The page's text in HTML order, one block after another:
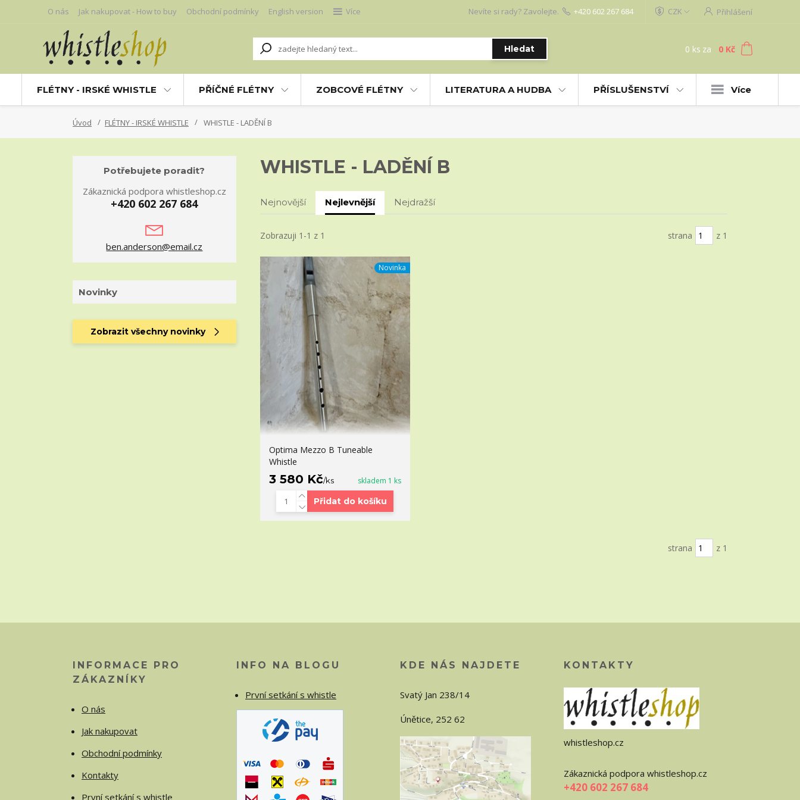
O nás Jak nakupovat - How to buy Obchodní podmínky English version Více CZK Přihlášení
Hledat
Nevíte si rady? Zavolejte. +420 602 267 684
0 ks za 0 Kč
FLÉTNY - IRSKÉ WHISTLE PŘÍČNÉ FLÉTNY ZOBCOVÉ FLÉTNY LITERATURA A HUDBA PŘÍSLUŠENSTVÍ Více
Úvod FLÉTNY - IRSKÉ WHISTLE WHISTLE - LADĚNÍ B
WHISTLE - LADĚNÍ B
Nejnovější Nejlevnější Nejdražší
Zobrazuji 1-1 z 1 strana z 1
Novinka
Optima Mezzo B Tuneable
Whistle
3 580 Kč/ks skladem 1 ks
Přidat do košíku
strana z 1
Potřebujete poradit?
Zákaznická podpora whistleshop.cz
+420 602 267 684
ben.anderson@email.cz
Novinky
Zobrazit všechny novinky
INFORMACE PRO
ZÁKAZNÍKY
O nás
Jak nakupovat
Obchodní podmínky
Kontakty
První setkání s whistle
INFO NA BLOGU
První setkání s whistle
KDE NÁS NAJDETE
Svatý Jan 238/14
Únětice, 252 62
KONTAKTY
whistleshop.cz
Zákaznická podpora whistleshop.cz
+420 602 267 684